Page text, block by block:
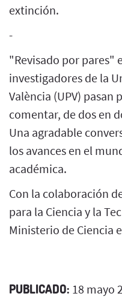
extinción.
-
"Revisado por pares"
investigadores de la
València (UPV) pasan
comentar, de dos en
Una agradable
los avances en el
académica.
Con la colaboración
para la Ciencia y la
Ministerio de Ciencia
PUBLICADO: 18 mayo